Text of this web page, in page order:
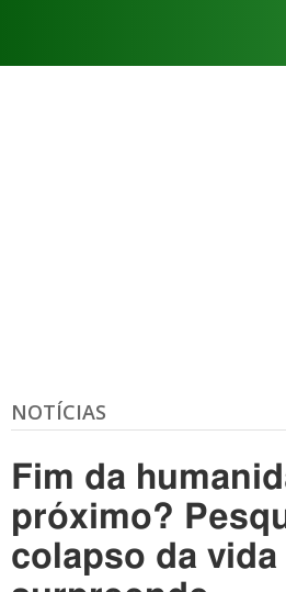
NOTÍCIAS
Fim da
próximo?
colapso da vida